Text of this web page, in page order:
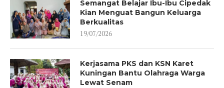
Semangat Belajar Ibu-Ibu Cipedak
Kian Menguat Bangun Keluarga
Berkualitas
19/07/2026
Kerjasama PKS dan KSN Karet
Kuningan Bantu Olahraga Warga
Lewat Senam